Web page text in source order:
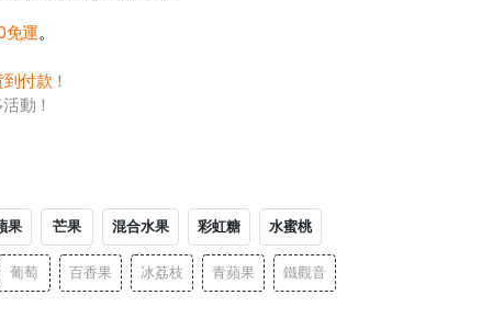
免運。
付款 ！
動！
果 芒果 混合水果 彩虹糖 水蜜桃
葡萄 百香果 冰荔枝 青蘋果 鐵觀音